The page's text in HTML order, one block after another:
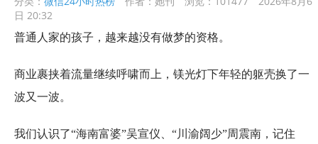
日 20:32
普通人家的孩子，越来越没有做梦的资格。
商业裹挟着流量继续呼啸而上，镁光灯下年轻的躯壳换了一
波又一波。
我们认识了“海南富婆”吴宣仪、“川渝阔少”周震南，记住